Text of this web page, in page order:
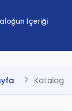
İçeriği
Katalog